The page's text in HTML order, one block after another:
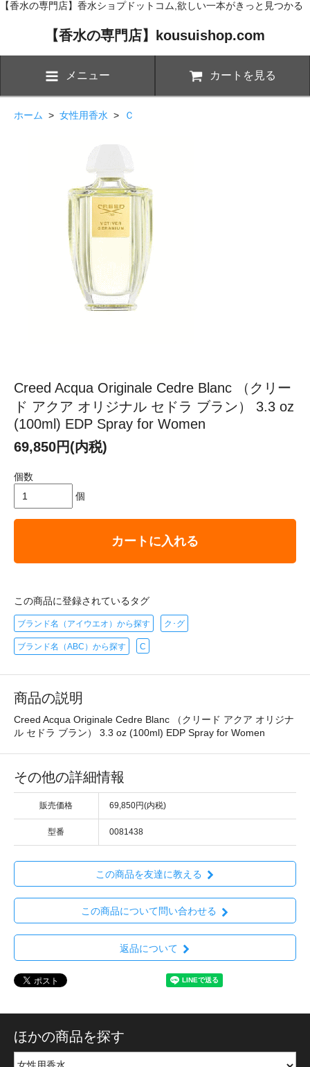
【香水の専門店】香水ショプドットコム,欲しい一本がきっと見つかる
【香水の専門店】kousuishop.com
メニュー カートを見る
ホーム > 女性用香水 > Ｃ
Creed Acqua Originale Cedre Blanc （クリー
ド アクア オリジナル セドラ ブラン） 3.3 oz
(100ml) EDP Spray for Women
69,850円(内税)
個数
個
カートに入れる
この商品に登録されているタグ
ブランド名（アイウエオ）から探す ク･グ
ブランド名（ABC）から探す C
商品の説明
Creed Acqua Originale Cedre Blanc （クリード アクア オリジナ
ル セドラ ブラン） 3.3 oz (100ml) EDP Spray for Women
その他の詳細情報
販売価格 69,850円(内税)
型番 0081438
この商品を友達に教える
この商品について問い合わせる
返品について
ほかの商品を探す